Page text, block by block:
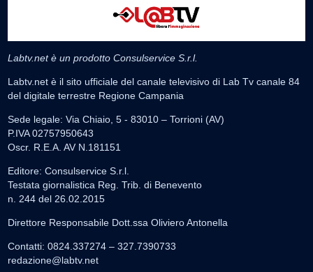
Labtv.net è un prodotto Consulservice S.r.l.
Labtv.net è il sito ufficiale del canale televisivo di Lab Tv canale 84
del digitale terrestre Regione Campania
Sede legale: Via Chiaio, 5 - 83010 – Torrioni (AV)
P.IVA 02757950643
Oscr. R.E.A. AV N.181151
Editore: Consulservice S.r.l.
Testata giornalistica Reg. Trib. di Benevento
n. 244 del 26.02.2015
Direttore Responsabile Dott.ssa Oliviero Antonella
Contatti: 0824.337274 – 327.7390733
redazione@labtv.net